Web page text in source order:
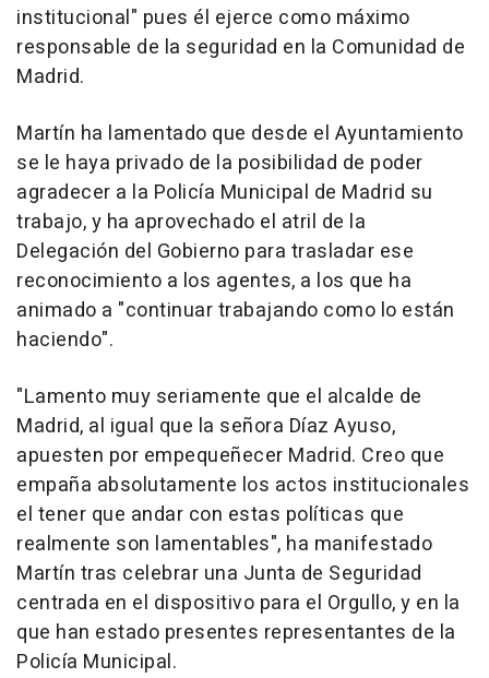
institucional" pues él ejerce como máximo
responsable de la seguridad en la Comunidad de
Madrid.
Martín ha lamentado que desde el Ayuntamiento
se le haya privado de la posibilidad de poder
agradecer a la Policía Municipal de Madrid su
trabajo, y ha aprovechado el atril de la
Delegación del Gobierno para trasladar ese
reconocimiento a los agentes, a los que ha
animado a "continuar trabajando como lo están
haciendo".
"Lamento muy seriamente que el alcalde de
Madrid, al igual que la señora Díaz Ayuso,
apuesten por empequeñecer Madrid. Creo que
empaña absolutamente los actos institucionales
el tener que andar con estas políticas que
realmente son lamentables", ha manifestado
Martín tras celebrar una Junta de Seguridad
centrada en el dispositivo para el Orgullo, y en la
que han estado presentes representantes de la
Policía Municipal.